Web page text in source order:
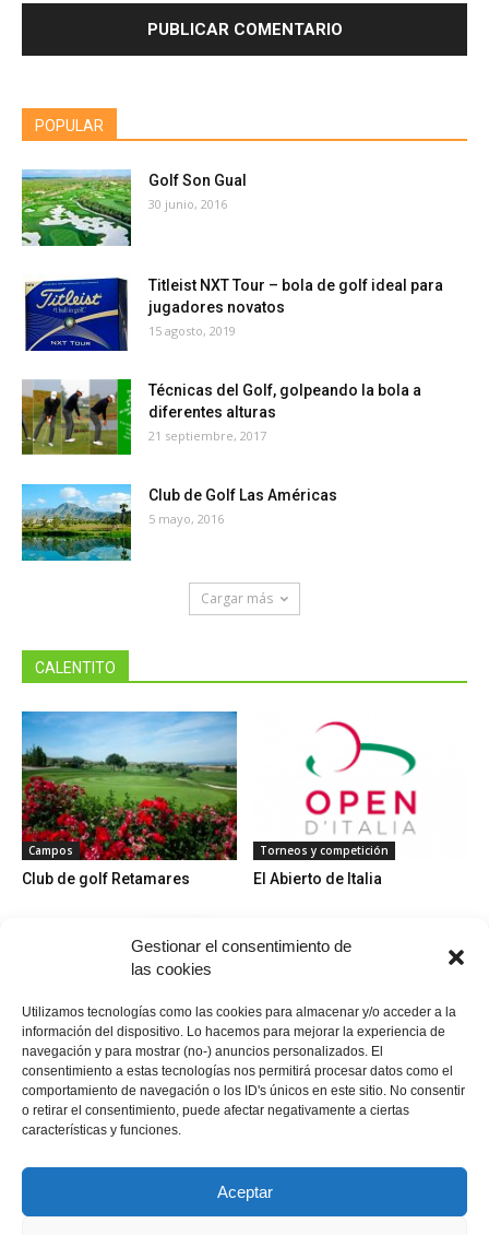
Gestionar el consentimiento de
las cookies
Utilizamos tecnologías como las cookies para almacenar y/o acceder a la
información del dispositivo. Lo hacemos para mejorar la experiencia de
navegación y para mostrar (no-) anuncios personalizados. El
consentimiento a estas tecnologías nos permitirá procesar datos como el
comportamiento de navegación o los ID's únicos en este sitio. No consentir
o retirar el consentimiento, puede afectar negativamente a ciertas
características y funciones.
Aceptar
POPULAR
Golf Son Gual
30 junio, 2016
Titleist NXT Tour – bola de golf ideal para
jugadores novatos
15 agosto, 2019
Técnicas del Golf, golpeando la bola a
diferentes alturas
21 septiembre, 2017
Club de Golf Las Américas
5 mayo, 2016
Cargar más
CALENTITO
Campos
Club de golf Retamares
Torneos y competición
El Abierto de Italia
Bolas
Srixon AD333 Tour (Bola de
golf)
Campos
Las Colinas Golf & Country
Club → Alicante